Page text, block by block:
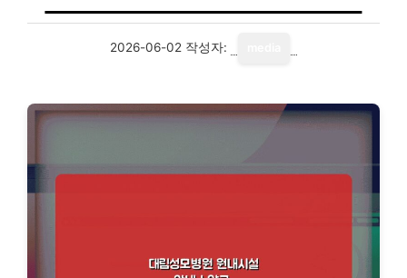
2026-06-02 작성자: